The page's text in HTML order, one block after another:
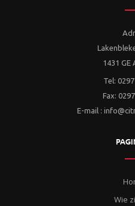
1431 GE
Tel:
Fax:
E-mail :
Wie